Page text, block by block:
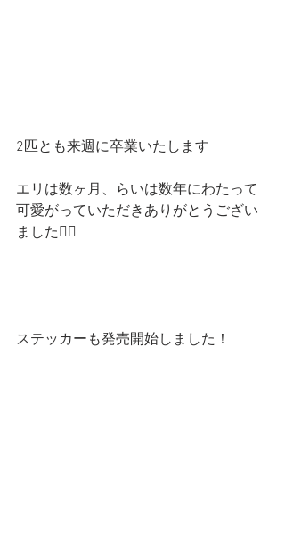
2匹とも来週に卒業いたします
エリは数ヶ月、らいは数年にわたって
可愛がっていただきありがとうござい
ました🙇‍♂️
ステッカーも発売開始しました！